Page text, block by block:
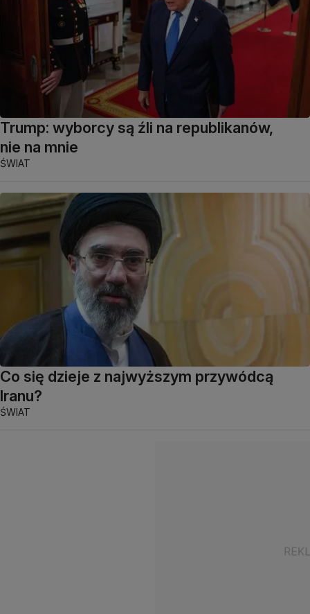
Trump: wyborcy są źli na republikanów,
nie na mnie
ŚWIAT
Co się dzieje z najwyższym przywódcą
Iranu?
ŚWIAT